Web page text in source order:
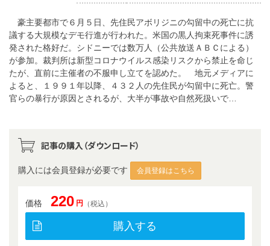
豪主要都市で６月５日、先住民アボリジニの勾留中の死亡に抗
議する大規模なデモ行進が行われた。米国の黒人拘束死事件に誘
発された格好だ。シドニーでは数万人（公共放送ＡＢＣによる）
が参加。裁判所は新型コロナウイルス感染リスクから禁止を命じ
たが、直前に主催者の不服申し立てを認めた。 地元メディアに
よると、１９９１年以降、４３２人の先住民が勾留中に死亡。警
官らの暴行が原因とされるが、大半が事故や自然死扱いで…
記事の購入（ダウンロード）
購入には会員登録が必要です 会員登録はこちら
価格 220 円 （税込）
購入する